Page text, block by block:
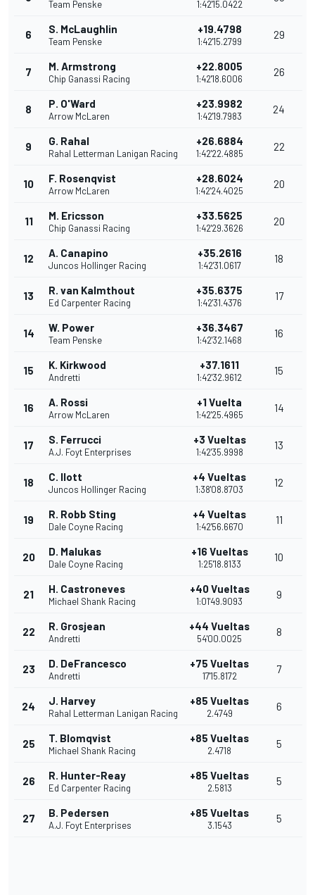
Team Penske 1:42'15.0422
6 S. McLaughlin
Team Penske
+19.4798
1:42'15.2799
29
7 M. Armstrong
Chip Ganassi Racing
+22.8005
1:42'18.6006
26
8 P. O'Ward
Arrow McLaren
+23.9982
1:42'19.7983
24
9 G. Rahal
Rahal Letterman Lanigan Racing
+26.6884
1:42'22.4885
22
10 F. Rosenqvist
Arrow McLaren
+28.6024
1:42'24.4025
20
11 M. Ericsson
Chip Ganassi Racing
+33.5625
1:42'29.3626
20
12 A. Canapino
Juncos Hollinger Racing
+35.2616
1:42'31.0617
18
13 R. van Kalmthout
Ed Carpenter Racing
+35.6375
1:42'31.4376
17
14 W. Power
Team Penske
+36.3467
1:42'32.1468
16
15 K. Kirkwood
Andretti
+37.1611
1:42'32.9612
15
16 A. Rossi
Arrow McLaren
+1 Vuelta
1:42'25.4965
14
17 S. Ferrucci
A.J. Foyt Enterprises
+3 Vueltas
1:42'35.9998
13
18 C. Ilott
Juncos Hollinger Racing
+4 Vueltas
1:38'08.8703
12
19 R. Robb Sting
Dale Coyne Racing
+4 Vueltas
1:42'56.6670
11
20 D. Malukas
Dale Coyne Racing
+16 Vueltas
1:25'18.8133
10
21 H. Castroneves
Michael Shank Racing
+40 Vueltas
1:01'49.9093
9
22 R. Grosjean
Andretti
+44 Vueltas
54'00.0025
8
23 D. DeFrancesco
Andretti
+75 Vueltas
17'15.8172
7
24 J. Harvey
Rahal Letterman Lanigan Racing
+85 Vueltas
2.4749
6
25 T. Blomqvist
Michael Shank Racing
+85 Vueltas
2.4718
5
26 R. Hunter-Reay
Ed Carpenter Racing
+85 Vueltas
2.5813
5
27 B. Pedersen
A.J. Foyt Enterprises
+85 Vueltas
3.1543
5